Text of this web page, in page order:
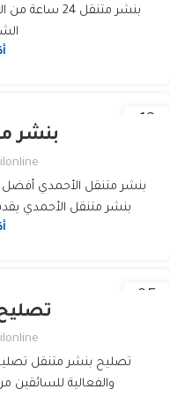
بنشر متنقل
بنشر
بنشر متنقل الأحمدي أفضل
بنشر متنقل الأحمدي
تصليح بنشر متنقل
والفعالية